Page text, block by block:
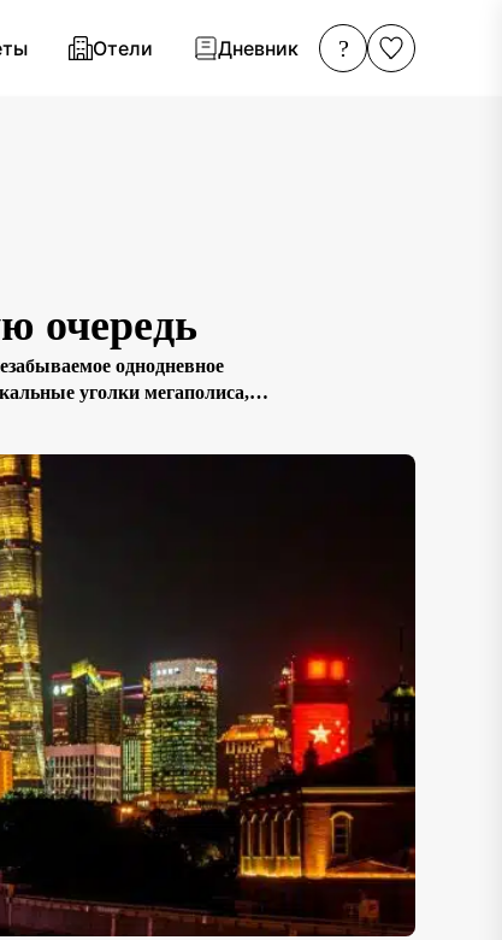
Отели Дневник ?
очередь
однодневное
уголки мегаполиса,